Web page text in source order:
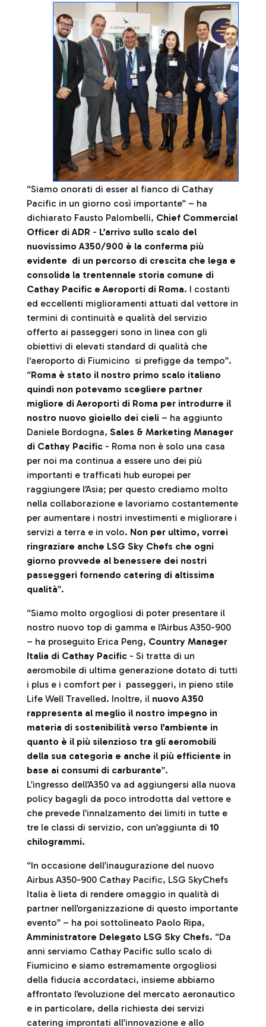
“Siamo onorati di esser al fianco di Cathay
Pacific in un giorno così importante” – ha
dichiarato Fausto Palombelli, Chief Commercial
Officer di ADR - L’arrivo sullo scalo del
nuovissimo A350/900 è la conferma più
evidente di un percorso di crescita che lega e
consolida la trentennale storia comune di
Cathay Pacific e Aeroporti di Roma. I costanti
ed eccellenti miglioramenti attuati dal vettore in
termini di continuità e qualità del servizio
offerto ai passeggeri sono in linea con gli
obiettivi di elevati standard di qualità che
l'aeroporto di Fiumicino si prefigge da tempo”.
“Roma è stato il nostro primo scalo italiano
quindi non potevamo scegliere partner
migliore di Aeroporti di Roma per introdurre il
nostro nuovo gioiello dei cieli – ha aggiunto
Daniele Bordogna, Sales & Marketing Manager
di Cathay Pacific - Roma non è solo una casa
per noi ma continua a essere uno dei più
importanti e trafficati hub europei per
raggiungere l’Asia; per questo crediamo molto
nella collaborazione e lavoriamo costantemente
per aumentare i nostri investimenti e migliorare i
servizi a terra e in volo. Non per ultimo, vorrei
ringraziare anche LSG Sky Chefs che ogni
giorno provvede al benessere dei nostri
passeggeri fornendo catering di altissima
qualità”.
“Siamo molto orgogliosi di poter presentare il
nostro nuovo top di gamma e l’Airbus A350-900
– ha proseguito Erica Peng, Country Manager
Italia di Cathay Pacific - Si tratta di un
aeromobile di ultima generazione dotato di tutti
i plus e i comfort per i passeggeri, in pieno stile
Life Well Travelled. Inoltre, il nuovo A350
rappresenta al meglio il nostro impegno in
materia di sostenibilità verso l’ambiente in
quanto è il più silenzioso tra gli aeromobili
della sua categoria e anche il più efficiente in
base ai consumi di carburante”.
L’ingresso dell’A350 va ad aggiungersi alla nuova
policy bagagli da poco introdotta dal vettore e
che prevede l’innalzamento dei limiti in tutte e
tre le classi di servizio, con un’aggiunta di 10
chilogrammi.
“In occasione dell’inaugurazione del nuovo
Airbus A350-900 Cathay Pacific, LSG SkyChefs
Italia è lieta di rendere omaggio in qualità di
partner nell’organizzazione di questo importante
evento” – ha poi sottolineato Paolo Ripa,
Amministratore Delegato LSG Sky Chefs. “Da
anni serviamo Cathay Pacific sullo scalo di
Fiumicino e siamo estremamente orgogliosi
della fiducia accordataci, insieme abbiamo
affrontato l’evoluzione del mercato aeronautico
e in particolare, della richiesta dei servizi
catering improntati all’innovazione e allo